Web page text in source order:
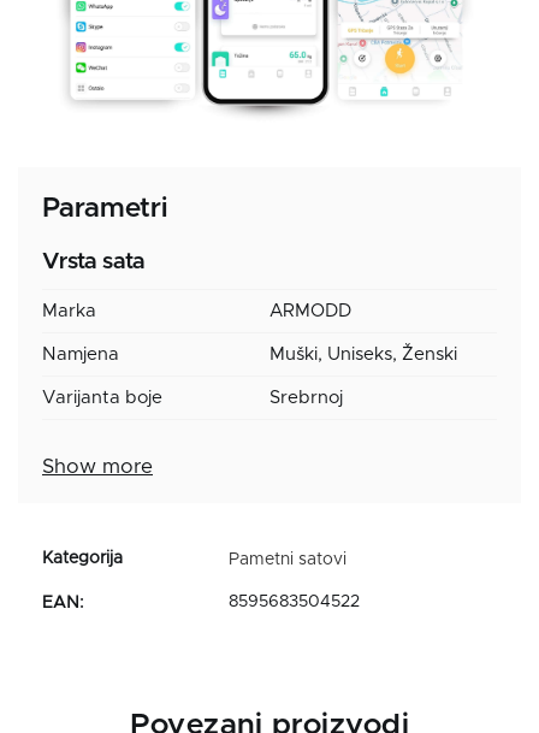
Parametri
Vrsta sata
Marka ARMODD
Namjena Muški, Uniseks, Ženski
Varijanta boje Srebrnoj
Show more
Pametni satovi
EAN : 8595683504522
Povezani proizvodi